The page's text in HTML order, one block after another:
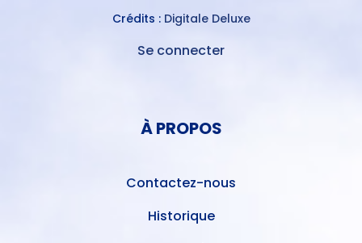
Crédits : Digitale Deluxe
Se connecter
À PROPOS
Contactez-nous
Historique